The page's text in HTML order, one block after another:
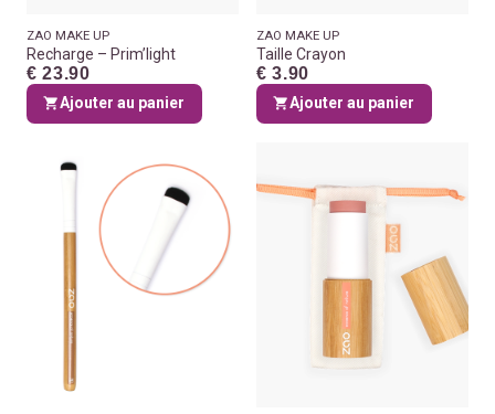
ZAO MAKE UP
Recharge – Prim’light
€ 23.90
Ajouter au panier
ZAO MAKE UP
Taille Crayon
€ 3.90
Ajouter au panier